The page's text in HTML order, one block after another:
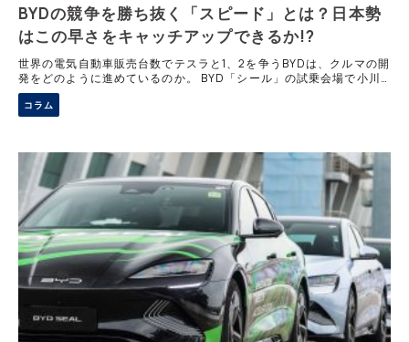
BYDの競争を勝ち抜く「スピード」とは？日本勢
はこの早さをキャッチアップできるか!?
世界の電気自動車販売台数でテスラと1、2を争うBYDは、クルマの開
発をどのように進めているのか。 BYD「シール」の試乗会場で小川
フミオ氏が、BYDジャパンの劉社長に迫る。 大量生産、長期間販売
は時代遅れ BYDが202
コラム